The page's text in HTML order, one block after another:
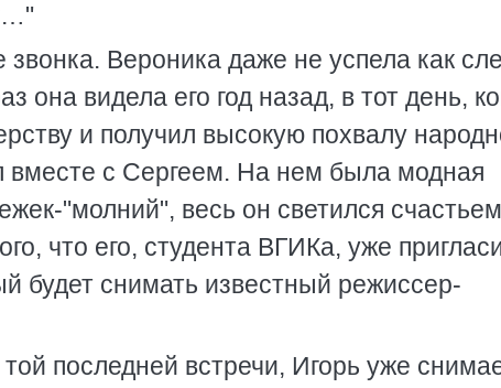
звонка. Вероника даже не успела как
она видела его год назад, в тот день,
и получил высокую похвалу
вместе с Сергеем. На нем была модная
"молний", весь он светился
что его, студента ВГИКа, уже
будет снимать известный режиссер-
последней встречи, Игорь уже